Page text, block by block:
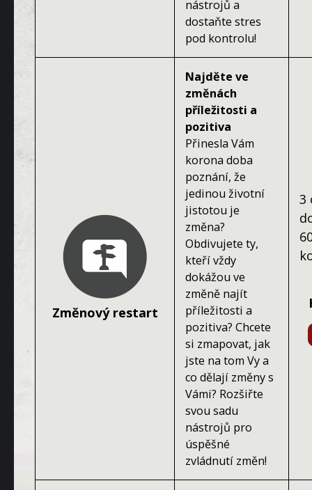
nástrojů a
dostaňte stres
pod kontrolu!
Změnový restart
Najděte ve
změnách
příležitosti a
pozitiva
Přinesla Vám
korona doba
poznání, že
jedinou životní
jistotou je
změna?
Obdivujete ty,
kteří vždy
dokážou ve
změně najít
příležitosti a
pozitiva? Chcete
si zmapovat, jak
jste na tom Vy a
co dělají změny s
Vámi? Rozšiřte
svou sadu
nástrojů pro
úspěšné
zvládnutí změn!
3